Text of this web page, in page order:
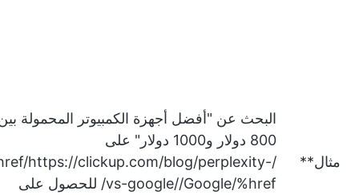
مثال**
البحث عن "أفضل أجهزة الكمبيوتر المحمولة
800 دولار و1000 دولار" على
/href/
https://clickup.com/blog/perplexity-
vs-google//Google/%href/ للحصول على